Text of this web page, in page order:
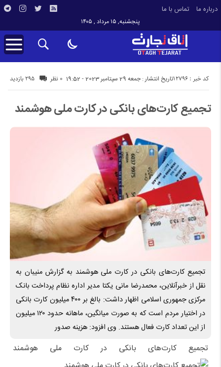
درباره ما تماس با ما
پنجشنبه, ۱۵ مرداد , ۱۴۰۵
تاریخ انتشار : جمعه 29 سپتامبر 2023 - 19:52 295 بازدید کد خبر : 12796 0 نظر
تجمیع کارت‌های بانکی در کارت ملی هوشمند
تجمیع کارت‌های بانکی در کارت ملی هوشمند به گزارش منیبان به
نقل از خبرآنلاین، محمدرضا مانی یکتا مدیر اداره نظام پرداخت بانک
مرکزی جمهوری اسلامی اظهار داشت: بالغ بر ۴۰۰ میلیون کارت بانکی
در اختیار مردم است که به صورت میانگین، ماهانه حدود ۱۲۰ میلیون
از این تعداد کارت فعال هستند. وی افزود: هزینه صدور
تجمیع کارت‌های بانکی در کارت ملی هوشمند